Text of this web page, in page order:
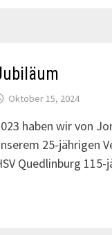
Oktober 15, 2024
haben wir von
25-jährigen
Quedlinburg